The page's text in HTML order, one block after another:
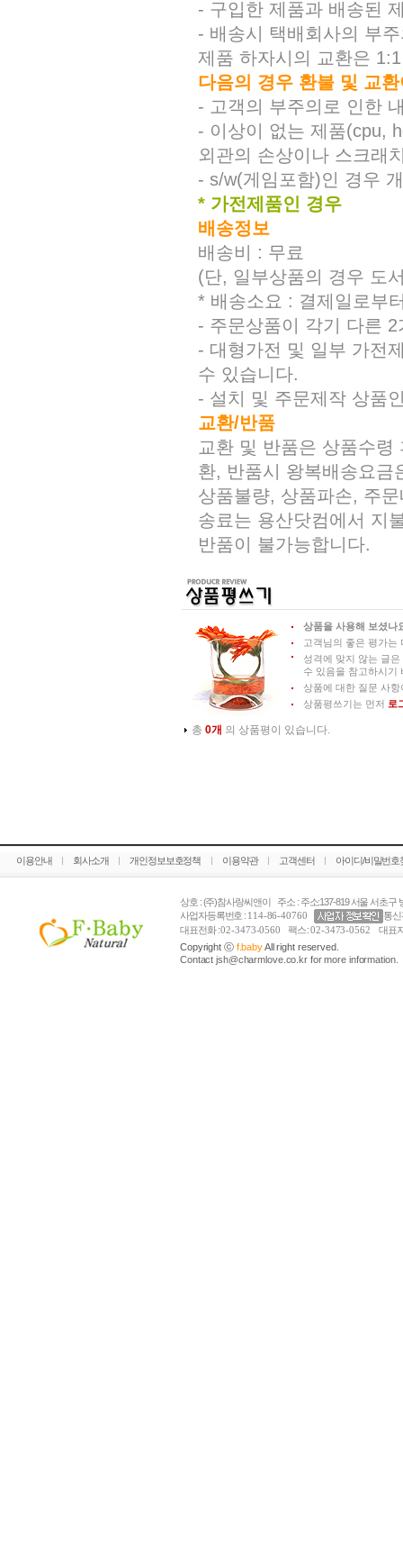
- 구입한 제품과 배송된
- 배송시 택배회사의 부
제품 하자시의 교환은
다음의 경우 환불 및 교
- 고객의 부주의로 인한
- 이상이 없는 제품(cpu,
외관의 손상이나 스크래
- s/w(게임포함)인 경우
* 가전제품인 경우
배송정보
배송비 : 무료
(단, 일부상품의 경우 도
* 배송소요 : 결제일로부
- 주문상품이 각기 다른
- 대형가전 및 일부 가전
수 있습니다.
- 설치 및 주문제작 상품
교환/반품
교환 및 반품은 상품수
환, 반품시 왕복배송요금
상품불량, 상품파손, 주
송료는 용산닷컴에서 지
반품이 불가능합니다.
상품을 사용해 보셨나
고객님의 좋은 평가는
성격에 맞지 않는 글
수 있음을 참고하시기
상품에 대한 질문 사
상품평쓰기는 먼저 로
총 0개 의 상품평이 있습니다.
이용안내 회사소개 개인정보보호정책 이용약관 고객센터 아이디/비밀번호
상호 : (주)참사랑씨앤이 주소 : 주소:137-819 서울 서초구
사업자등록번호 : 114-86-40760
통
대표전화 :02-3473-0560 팩스 :02-3473-0562
대표
Copyright ⓒ f.babyAll right reserved.
Contact jsh@charmlove.co.kr for more information.